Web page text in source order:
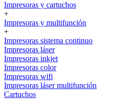
Impresoras y cartuchos
+
Impresoras y multifunción
+
Impresoras sistema continuo
Impresoras láser
Impresoras inkjet
Impresoras color
Impresoras wifi
Impresoras láser multifunción
Cartuchos